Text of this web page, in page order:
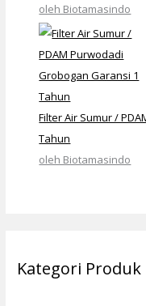
oleh Biotamasindo
Filter Air Sumur /
Tahun
oleh Biotamasindo
Kategori Produk